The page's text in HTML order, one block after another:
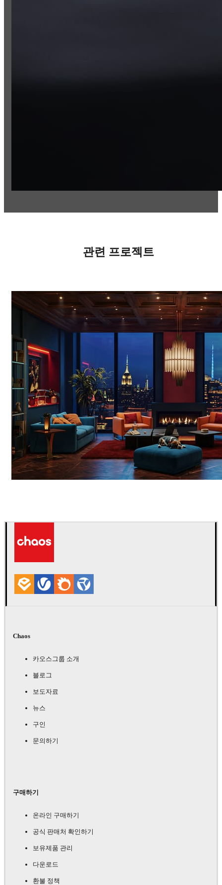
관련 프로젝트
Chaos
카오스그룹 소개
블로그
보도자료
뉴스
구인
문의하기
구매하기
온라인 구매하기
공식 판매처 확인하기
보유제품 관리
다운로드
환불 정책